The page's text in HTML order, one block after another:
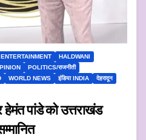
ENTERTAINMENT
HALDWANI
POLITICS/राजनीती
WORLD NEWS इंडिया INDIA
देहरादून
पांडे को उत्तराखंड